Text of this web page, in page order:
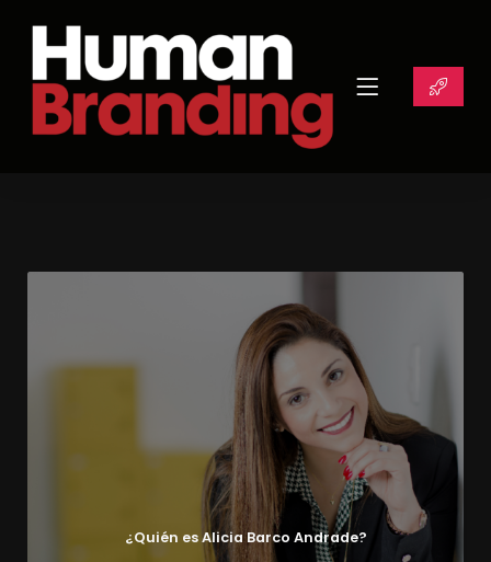
¿Quién es Alicia Barco Andrade?